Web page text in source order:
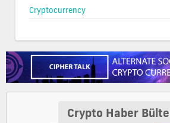
Cryptocurrency
Crypto Haber